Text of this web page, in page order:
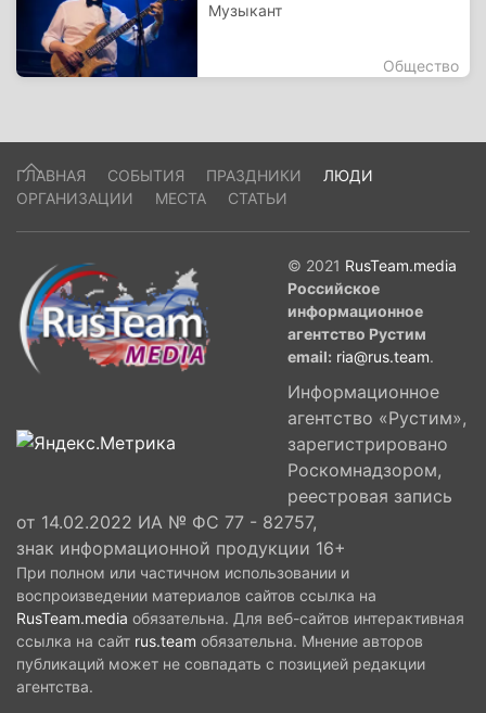
Музыкант
Общество
ГЛАВНАЯ СОБЫТИЯ ПРАЗДНИКИ
ЛЮДИ
ОРГАНИЗАЦИИ
МЕСТА СТАТЬИ
© 2021 RusTeam.media
Российское
информационное
агентство Рустим
email: ria@rus.team.
Информационное
агентство «Рустим»,
зарегистрировано
Роскомнадзором,
реестровая запись
от 14.02.2022 ИА № ФС 77 - 82757,
знак информационной продукции 16+
При полном или частичном использовании и
воспроизведении материалов сайтов ссылка на
RusTeam.media обязательна. Для веб-сайтов интерактивная
ссылка на сайт rus.team обязательна. Мнение авторов
публикаций может не совпадать с позицией редакции
агентства.